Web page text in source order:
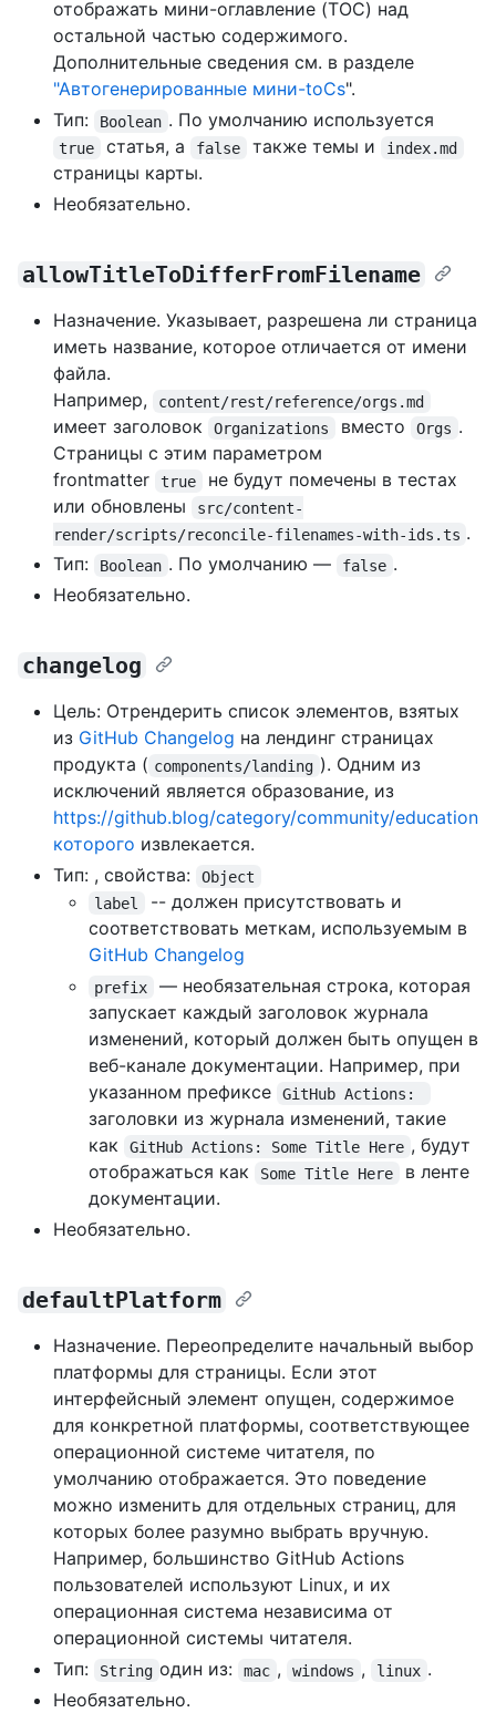
отображать мини-оглавление (TOC) над
остальной частью содержимого.
Дополнительные сведения см. в разделе
"Автогенерированные мини-toCs".
Тип:
Boolean . По умолчанию используется
true статья, а false также темы и index.md
страницы карты.
Необязательно.
allowTitleToDifferFromFilename
Назначение. Указывает, разрешена ли страница
иметь название, которое отличается от имени
файла.
Например,
content/rest/reference/orgs.md
имеет заголовок Organizations вместо Orgs .
Страницы с этим параметром
frontmatter
true
не будут помечены в тестах
или обновлены
src/content-
render/scripts/reconcile-filenames-with-ids.ts .
Тип:
Boolean . По умолчанию — false .
Необязательно.
changelog
Цель: Отрендерить список элементов, взятых
из GitHub Changelog на лендинг страницах
продукта ( components/landing ). Одним из
исключений является образование, из
https://github.blog/category/community/education
которого извлекается.
Тип: , свойства:
Object
label
-- должен присутствовать и
соответствовать меткам, используемым в
GitHub Changelog
prefix
— необязательная строка, которая
запускает каждый заголовок журнала
изменений, который должен быть опущен в
веб-канале документации. Например, при
указанном префиксе
GitHub Actions:
заголовки из журнала изменений, такие
как
GitHub Actions: Some Title Here , будут
отображаться как
Some Title Here
в ленте
документации.
Необязательно.
defaultPlatform
Назначение. Переопределите начальный выбор
платформы для страницы. Если этот
интерфейсный элемент опущен, содержимое
для конкретной платформы, соответствующее
операционной системе читателя, по
умолчанию отображается. Это поведение
можно изменить для отдельных страниц, для
которых более разумно выбрать вручную.
Например, большинство GitHub Actions
пользователей используют Linux, и их
операционная система независима от
операционной системы читателя.
Тип:
String один из: mac , windows , linux .
Необязательно.